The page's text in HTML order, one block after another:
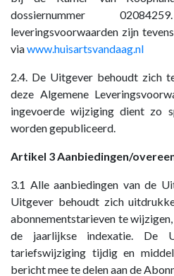
dossiernummer
leveringsvoorwaarden zijn
viawww.huisartsvandaag.nl
2.4. De Uitgever behoudt zich
deze Algemene
ingevoerde wijziging dient zo
worden gepubliceerd.
Artikel 3 Aanbiedingen/
3.1 Alle aanbiedingen van de
Uitgever behoudt zich
abonnementstarieven te
de jaarlijkse indexatie. De
tariefswijziging tijdig en
bericht mee te delen aan de